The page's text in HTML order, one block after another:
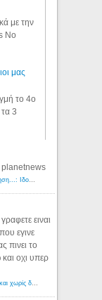
με την
No
μας
το 4ο
3
planetnews
Λόγιος Ερμής | Η γνώση ξεκινάει με την αναζήτηση...: Ιδού οι 18 που χρωστούν 11 δις ευρώ!
ειναι
εγινε
πινει το
οχι υπερ
Εφορία: Κατάσχονται όλα ύστερα από 30 μέρες και χωρίς δικαστικές αποφάσεις - Λόγιος Ερμής